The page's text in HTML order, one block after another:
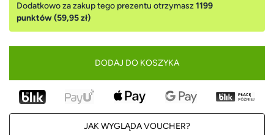
Dodatkowo za zakup tego prezentu otrzymasz1199
punktów (59,95 zł)
DODAJ DO KOSZYKA
JAK WYGLĄDA VOUCHER?